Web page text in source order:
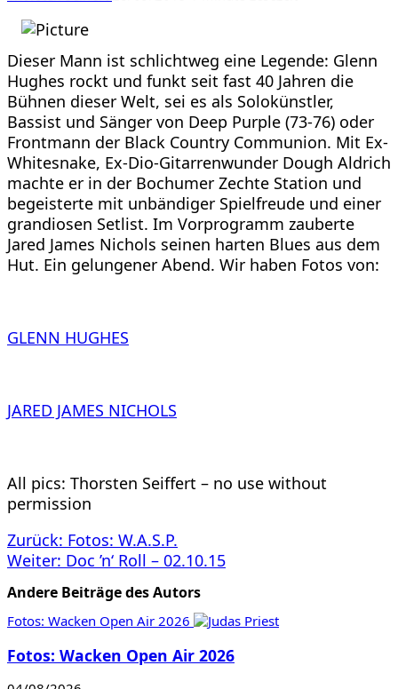
Dieser Mann ist schlichtweg eine Legende: Glenn
Hughes rockt und funkt seit fast 40 Jahren die
Bühnen dieser Welt, sei es als Solokünstler,
Bassist und Sänger von Deep Purple (73-76) oder
Frontmann der Black Country Communion. Mit Ex-
Whitesnake, Ex-Dio-Gitarrenwunder Dough Aldrich
machte er in der Bochumer Zechte Station und
begeisterte mit unbändiger Spielfreude und einer
grandiosen Setlist. Im Vorprogramm zauberte
Jared James Nichols seinen harten Blues aus dem
Hut. Ein gelungener Abend. Wir haben Fotos von:
GLENN HUGHES
JARED JAMES NICHOLS
All pics: Thorsten Seiffert – no use without
permission
Beitragsnavigation
Zurück: Fotos: W.A.S.P.
Weiter: Doc ’n‘ Roll – 02.10.15
Andere Beiträge des Autors
Fotos: Wacken Open Air 2026
Fotos: Wacken Open Air 2026